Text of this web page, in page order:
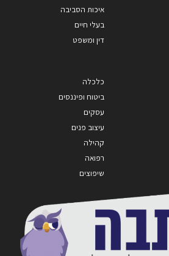
איכות הסביבה
בעלי חיים
דין ומשפט
כלכלה
ביטוח ופיננסים
עסקים
עיצוב פנים
קהילה
רפואה
שיפוצים